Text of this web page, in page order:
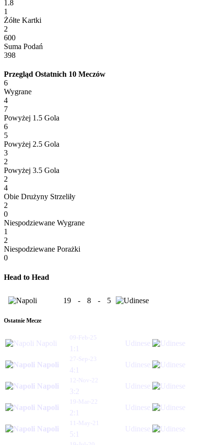
1.8
1
Żółte Kartki
2
600
Suma Podań
398
Przegląd Ostatnich 10 Meczów
6
Wygrane
4
7
Powyżej 1.5 Gola
6
5
Powyżej 2.5 Gola
3
2
Powyżej 3.5 Gola
2
4
Obie Drużyny Strzeliły
2
0
Niespodziewane Wygrane
1
2
Niespodziewane Porażki
0
Head to Head
19 - 8 - 5
Ostatnie Mecze
Napoli
09-Feb-25
1:1
Udinese
Napoli
27-Sep-23
4:1
Udinese
Napoli
12-Nov-22
3:2
Udinese
Napoli
19-Mar-22
2:1
Udinese
Napoli
11-May-21
5:1
Udinese